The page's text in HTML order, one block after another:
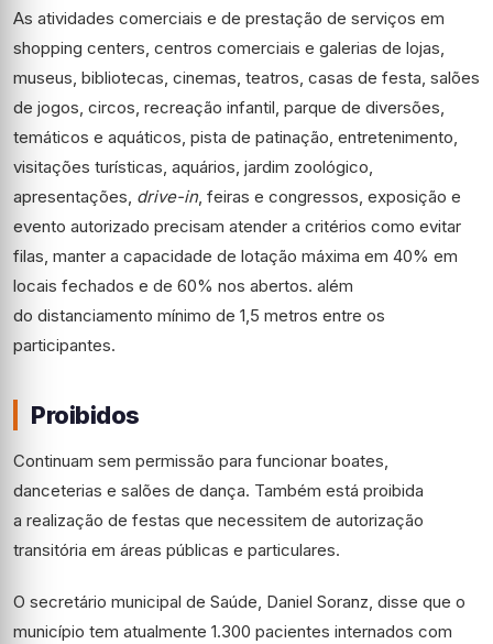
As atividades comerciais e de prestação de serviços em
shopping centers, centros comerciais e galerias de lojas,
museus, bibliotecas, cinemas, teatros, casas de festa, salões
de jogos, circos, recreação infantil, parque de diversões,
temáticos e aquáticos, pista de patinação, entretenimento,
visitações turísticas, aquários, jardim zoológico,
apresentações, drive-in, feiras e congressos, exposição e
evento autorizado precisam atender a critérios como evitar
filas, manter a capacidade de lotação máxima em 40% em
locais fechados e de 60% nos abertos. além
do distanciamento mínimo de 1,5 metros entre os
participantes.
Proibidos
Continuam sem permissão para funcionar boates,
danceterias e salões de dança. Também está proibida
a realização de festas que necessitem de autorização
transitória em áreas públicas e particulares.
O secretário municipal de Saúde, Daniel Soranz, disse que o
município tem atualmente 1.300 pacientes internados com